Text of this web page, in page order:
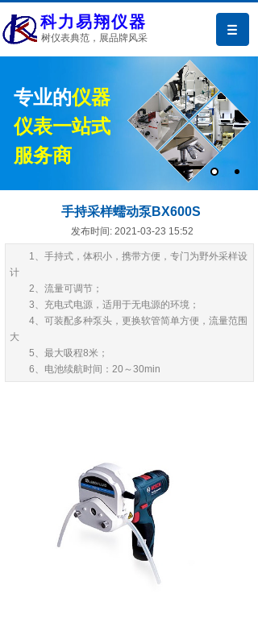
科力易翔仪器
树仪表典范，展品牌风采
专业的仪器
仪表一站式
服务商
手持采样蠕动泵BX600S
发布时间: 2021-03-23 15:52
1、手持式，体积小，携带方便，专门为野外采样设
计
2、流量可调节；
3、充电式电源，适用于无电源的环境；
4、可装配多种泵头，更换软管简单方便，流量范围
大
5、最大吸程8米；
6、电池续航时间：20～30min